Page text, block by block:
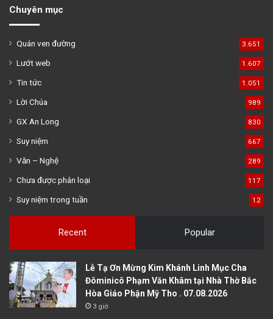
Chuyên mục
Quán ven đường 3.651
Lướt web 1.607
Tin tức 1.051
Lời Chúa 989
GX An Long 830
Suy niệm 667
Văn – Nghệ 289
Chưa được phân loại 117
Suy niệm trong tuần 12
Recent Popular
Lễ Tạ Ơn Mừng Kim Khánh Linh Mục Cha
Đôminicô Phạm Văn Khâm tại Nhà Thờ Bắc
Hòa Giáo Phận Mỹ Tho . 07.08.2026
3 giờ